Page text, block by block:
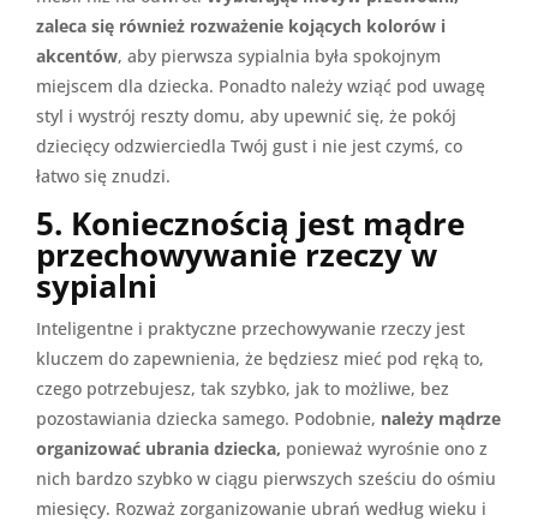
zaleca się również rozważenie kojących kolorów i
akcentów, aby pierwsza sypialnia była spokojnym
miejscem dla dziecka. Ponadto należy wziąć pod uwagę
styl i wystrój reszty domu, aby upewnić się, że pokój
dziecięcy odzwierciedla Twój gust i nie jest czymś, co
łatwo się znudzi.
5. Koniecznością jest mądre
przechowywanie rzeczy w
sypialni
Inteligentne i praktyczne przechowywanie rzeczy jest
kluczem do zapewnienia, że będziesz mieć pod ręką to,
czego potrzebujesz, tak szybko, jak to możliwe, bez
pozostawiania dziecka samego. Podobnie, należy mądrze
organizować ubrania dziecka, ponieważ wyrośnie ono z
nich bardzo szybko w ciągu pierwszych sześciu do ośmiu
miesięcy. Rozważ zorganizowanie ubrań według wieku i